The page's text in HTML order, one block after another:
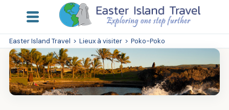
Easter Island Travel > Lieux à visiter > Poko-Poko